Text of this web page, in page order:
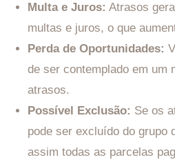
Multa e Juros: Atrasos
multas e juros, o que
Perda de Oportunidades:
de ser contemplado em um
atrasos.
Possível Exclusão: Se os
pode ser excluído do grupo
assim todas as parcelas